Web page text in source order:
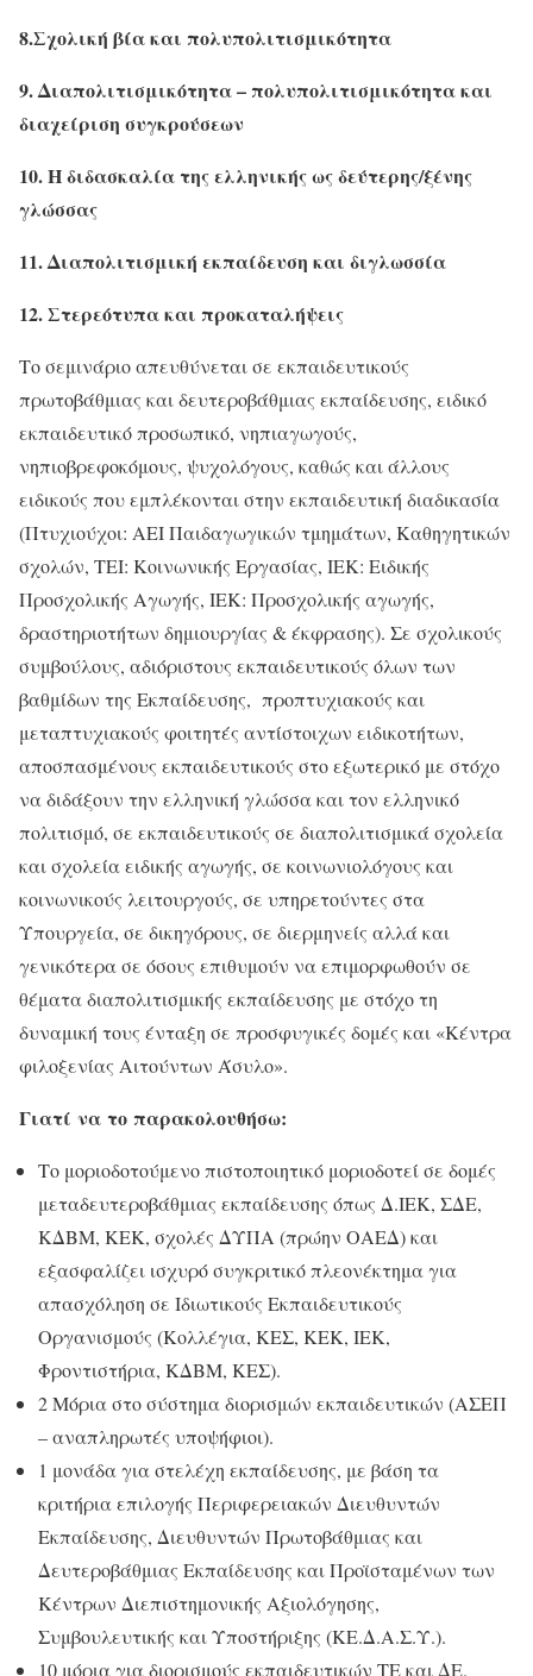
8.Σχολική βία και πολυπολιτισμικότητα
9. Διαπολιτισμικότητα – πολυπολιτισμικότητα και
διαχείριση συγκρούσεων
10. Η διδασκαλία της ελληνικής ως δεύτερης/ξένης
γλώσσας
11.Διαπολιτισμική εκπαίδευση και διγλωσσία
12. Στερεότυπα και προκαταλήψεις
Το σεμινάριο απευθύνεται σε εκπαιδευτικούς
πρωτοβάθμιας και δευτεροβάθμιας εκπαίδευσης, ειδικό
εκπαιδευτικό προσωπικό, νηπιαγωγούς,
νηπιοβρεφοκόμους, ψυχολόγους, καθώς και άλλους
ειδικούς που εμπλέκονται στην εκπαιδευτική διαδικασία
(Πτυχιούχοι: ΑΕΙ Παιδαγωγικών τμημάτων, Καθηγητικών
σχολών, ΤΕΙ: Κοινωνικής Εργασίας, ΙΕΚ: Ειδικής
Προσχολικής Αγωγής, ΙΕΚ: Προσχολικής αγωγής,
δραστηριοτήτων δημιουργίας & έκφρασης). Σε σχολικούς
συμβούλους, αδιόριστους εκπαιδευτικούς όλων των
βαθμίδων της Εκπαίδευσης, προπτυχιακούς και
μεταπτυχιακούς φοιτητές αντίστοιχων ειδικοτήτων,
αποσπασμένους εκπαιδευτικούς στο εξωτερικό με στόχο
να διδάξουν την ελληνική γλώσσα και τον ελληνικό
πολιτισμό, σε εκπαιδευτικούς σε διαπολιτισμικά σχολεία
και σχολεία ειδικής αγωγής, σε κοινωνιολόγους και
κοινωνικούς λειτουργούς, σε υπηρετούντες στα
Υπουργεία, σε δικηγόρους, σε διερμηνείς αλλά και
γενικότερα σε όσους επιθυμούν να επιμορφωθούν σε
θέματα διαπολιτισμικής εκπαίδευσης με στόχο τη
δυναμική τους ένταξη σε προσφυγικές δομές και «Κέντρα
φιλοξενίας Αιτούντων Άσυλο».
Γιατί να το παρακολουθήσω:
Το μοριοδοτούμενο πιστοποιητικό μοριοδοτεί σε δομές
μεταδευτεροβάθμιας εκπαίδευσης όπως Δ.ΙΕΚ, ΣΔΕ,
ΚΔΒΜ, ΚΕΚ, σχολές ΔΥΠΑ (πρώην ΟΑΕΔ) και
εξασφαλίζει ισχυρό συγκριτικό πλεονέκτημα για
απασχόληση σε Ιδιωτικούς Εκπαιδευτικούς
Οργανισμούς (Κολλέγια, ΚΕΣ, ΚΕΚ, ΙΕΚ,
Φροντιστήρια, ΚΔΒΜ, ΚΕΣ).
2 Μόρια στο σύστημα διορισμών εκπαιδευτικών (ΑΣΕΠ
– αναπληρωτές υποψήφιοι).
1 μονάδα για στελέχη εκπαίδευσης, με βάση τα
κριτήρια επιλογής Περιφερειακών Διευθυντών
Εκπαίδευσης, Διευθυντών Πρωτοβάθμιας και
Δευτεροβάθμιας Εκπαίδευσης και Προϊσταμένων των
Κέντρων Διεπιστημονικής Αξιολόγησης,
Συμβουλευτικής και Υποστήριξης (ΚΕ.Δ.Α.Σ.Υ.).
10 μόρια για διορισμούς εκπαιδευτικών ΤΕ και ΔΕ.